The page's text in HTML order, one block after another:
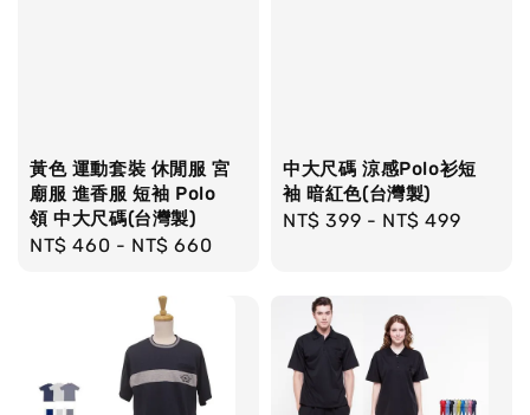
黃色 運動套裝 休閒服 宮
廟服 進香服 短袖 Polo
領 中大尺碼(台灣製)
Regular
NT$ 460 - NT$ 660
中大尺碼 涼感Polo衫短
袖 暗紅色(台灣製)
Regular
NT$ 399 - NT$ 499